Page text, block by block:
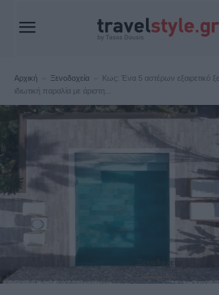
Αρχική Ξενοδοχεία
Κως: Ένα 5 αστέρων εξαιρετικό
ιδιωτική παραλία με άριστη...